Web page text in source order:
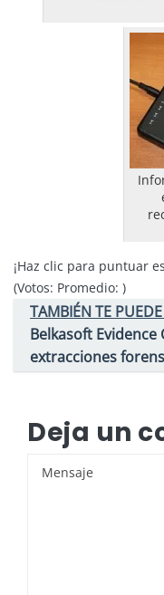
¡Haz clic para puntuar
(Votos: Promedio: )
TAMBIÉN TE
Belkasoft Evidence
extracciones
Deja un